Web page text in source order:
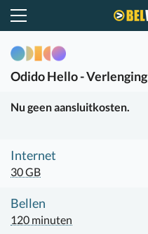
OdidoHello - Verlenging
Nu geen aansluitkosten.
Internet
30 GB
Bellen
120 minuten